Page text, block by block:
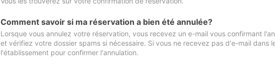
Comment savoir si ma réservation a bien été annulée?
Lorsque vous annulez votre réservation, vous recevez un e-mail vous confirmant
et vérifiez votre dossier spams si nécessaire. Si vous ne recevez pas d'e-mail dans
l'établissement pour confirmer l'annulation.